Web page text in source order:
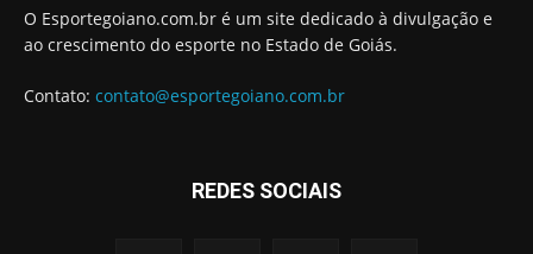
O Esportegoiano.com.br é um site dedicado à divulgação e
ao crescimento do esporte no Estado de Goiás.
Contato: contato@esportegoiano.com.br
REDES SOCIAIS